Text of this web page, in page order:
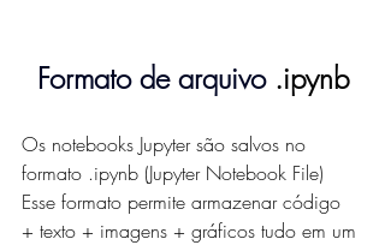
Formato de arquivo .ipynb
Os notebooks Jupyter são salvos no
formato .ipynb (Jupyter Notebook File)
Esse formato permite armazenar código
+ texto + imagens + gráficos tudo em um